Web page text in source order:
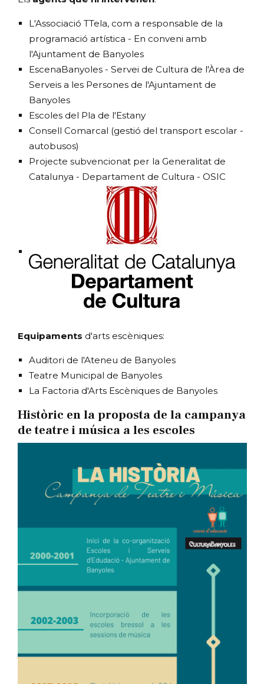
L'Associació TTela, com a responsable de la
programació artística - En conveni amb
l'Ajuntament de Banyoles
EscenaBanyoles - Servei de Cultura de l'Àrea de
Serveis a les Persones de l'Ajuntament de
Banyoles
Escoles del Pla de l'Estany
Consell Comarcal (gestió del transport escolar -
autobusos)
Projecte subvencionat per la Generalitat de
Catalunya - Departament de Cultura - OSIC
Equipaments d'arts escèniques:
Auditori de l'Ateneu de Banyoles
Teatre Municipal de Banyoles
La Factoria d'Arts Escèniques de Banyoles
Històric en la proposta de la campanya
de teatre i música a les escoles